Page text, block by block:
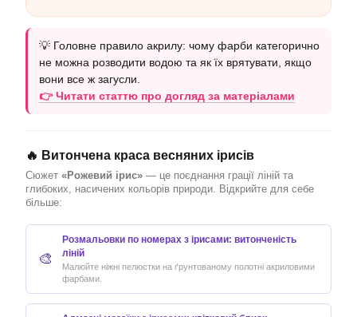
💡 Головне правило акрилу: чому фарби категорично
не можна розводити водою та як їх врятувати, якщо
вони все ж загусли.
👉 Читати статтю про догляд за матеріалами
🔥 Витончена краса весняних ірисів
Сюжет «Рожевий ірис» — це поєднання грації ліній та
глибоких, насичених кольорів природи. Відкрийте для себе
більше:
🎨
Розмальовки по номерах з ірисами: витонченість
ліній
Малюйте ніжні пелюстки на ґрунтованому полотні акриловими
фарбами.